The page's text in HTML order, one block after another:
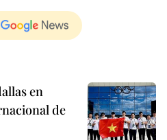
en
de